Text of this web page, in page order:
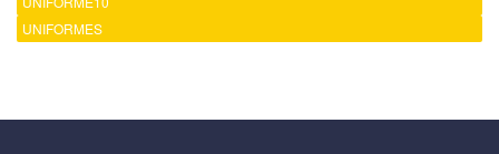
UNIFORMES